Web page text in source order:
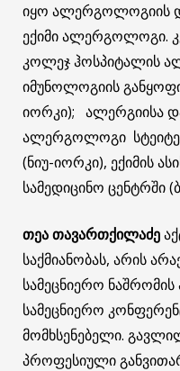
იყო ალერგოლოგიის
ექიმი ალერგოლოგი.
კოლეჯ ჰოსპიტალის
იმუნოლოგიის
იორკი); ალერგიისა
ალერგოლოგი
(ნიუ-იორკი), ექიმის
სამედიცინო ცენტრში
თეა თავართქილაძე
საქმიანობას, არის
სამეცნიერო
სამეცნიერო
მომხსენებელი.
პროფესიული